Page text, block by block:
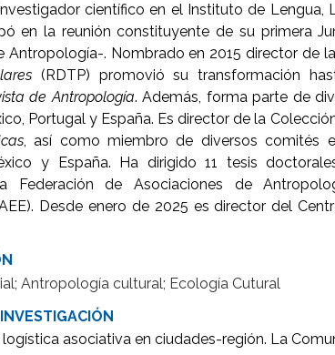
científico en el Instituto de Lengua,
en la reunión constituyente de su primera
Antropología-. Nombrado en 2015 director de
(RDTP) promovió su transformación
de Antropología. Además, forma parte de
Portugal y España. Es director de la
, así como miembro de diversos comités
y España. Ha dirigido 11 tesis
Federación de Asociaciones de
Desde enero de 2025 es director del
Antropología cultural; Ecología Cutural
asociativa en ciudades-región. La